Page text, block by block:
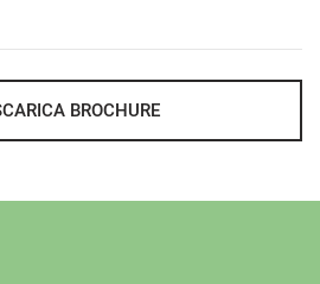
BROCHURE